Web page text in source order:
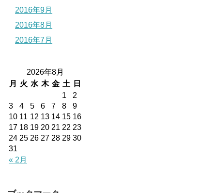
2016年9月
2016年8月
2016年7月
2026年8月
月
火 水 木 金 土 日
« 2月
1
2
3
4 5 6 7 8
9
10 11 12 13 14 15 16
17 18 19 20 21 22 23
24 25 26 27 28 29 30
31